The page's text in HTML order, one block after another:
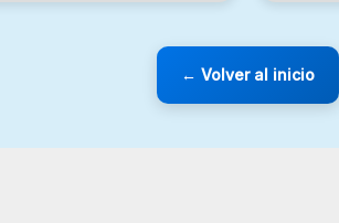
← Volver al inicio